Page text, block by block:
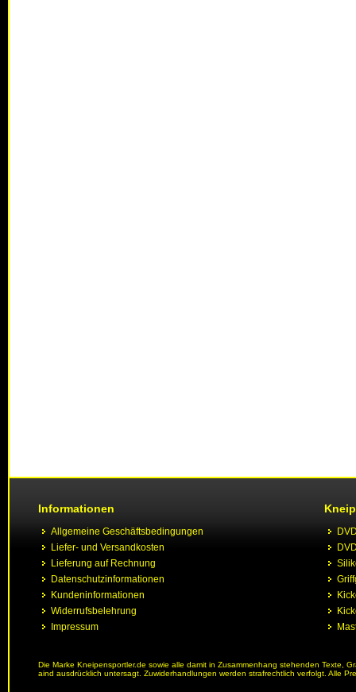
Informationen
Allgemeine Geschäftsbedingungen
Liefer- und Versandkosten
Lieferung auf Rechnung
Datenschutzinformationen
Kundeninformationen
Widerrufsbelehrung
Impressum
Die Marke Kneipensportler.de sowie alle damit in Zusammenhang stehenden Texte,
aind ausdrücklich untersagt. Zuwiderhandlungen werden strafrechtlich verfolgt. Alle